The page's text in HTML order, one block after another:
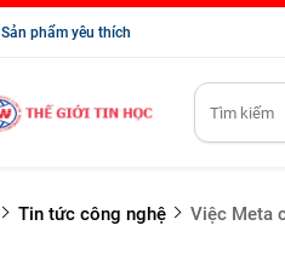
Sản phẩm yêu thích
Tin tức công nghệ Việc Meta